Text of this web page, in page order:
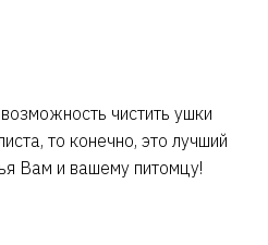
чистить ушки
то конечно, это лучший
Вам и вашему питомцу!